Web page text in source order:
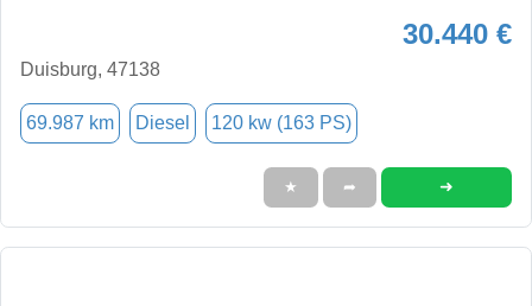
30.440 €
Duisburg, 47138
69.987 km Diesel 120 kw (163 PS)
★ ➦ ➜